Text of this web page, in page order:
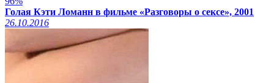
Голая Кэти Ломанн в фильме «Разговоры о сексе», 2001
26.10.2016